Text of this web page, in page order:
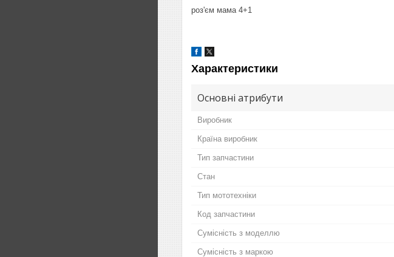
роз'єм мама 4+1
Характеристики
Основні атрибути
Виробник
Країна виробник
Тип запчастини
Стан
Тип мототехніки
Код запчастини
Сумісність з моделлю
Сумісність з маркою